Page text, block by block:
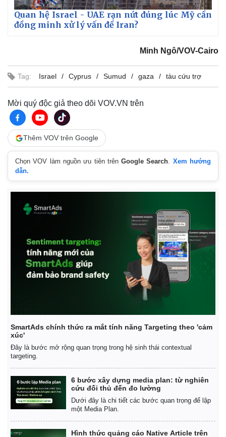
Thế giới
Multimedia
Infographic
Quan hệ Israel - UAE rạn nứt đúng lúc Mỹ cần
đồng minh xử lý vấn đề Iran?
Minh Ngô/VOV-Cairo
Tag: Israel Cyprus Sumud gaza tàu cứu trợ
Mời quý độc giả theo dõi VOV.VN trên
Thêm VOV trên Google
Chọn VOV làm nguồn ưu tiên trênGoogle Search. Xem hướng
dẫn.
SmartAds chính thức ra mắt tính năng Targeting theo 'cảm
xúc'
Đây là bước mở rộng quan trọng trong hệ sinh thái contextual
targeting.
6 bước xây dựng media plan: từ nghiên
cứu đối thủ đến đo lường
Dưới đây là chi tiết các bước quan trọng để lập
một Media Plan.
Hình thức quảng cáo Native Article trên